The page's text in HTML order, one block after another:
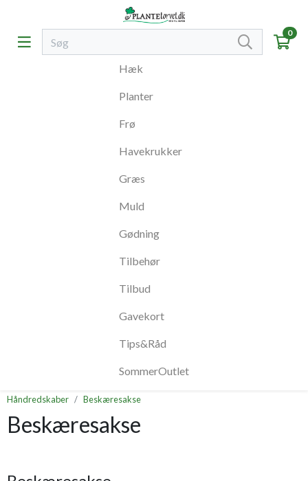
0
Hæk
Planter
Frø
Havekrukker
Græs
Muld
Gødning
Tilbehør
Tilbud
Gavekort
Tips&Råd
SommerOutlet
Håndredskaber Beskæresakse
Beskæresakse